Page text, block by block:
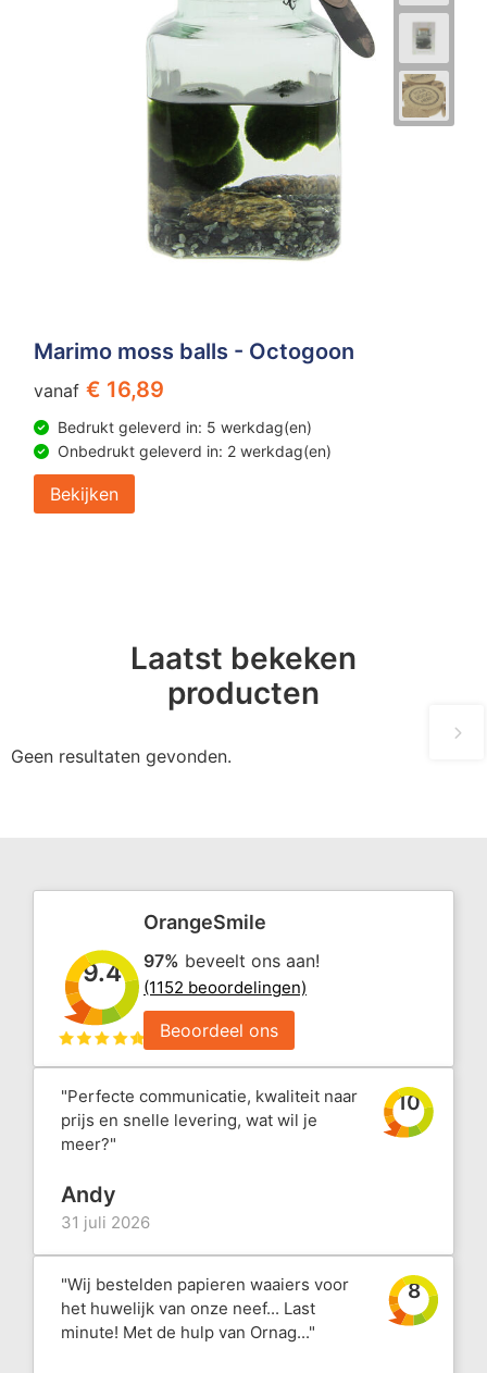
Marimo moss balls - Octogoon
vanaf € 16,89
Bedrukt geleverd in: 5 werkdag(en)
Onbedrukt geleverd in: 2 werkdag(en)
Bekijken
Laatst bekeken
producten
Geen resultaten gevonden.
9.4
OrangeSmile
97% beveelt ons aan!
(1152 beoordelingen)
Beoordeel ons
"Perfecte communicatie, kwaliteit naar
prijs en snelle levering, wat wil je
meer?"
10
Andy
31 juli 2026
"Wij bestelden papieren waaiers voor
het huwelijk van onze neef... Last
minute! Met de hulp van Ornag..."
8